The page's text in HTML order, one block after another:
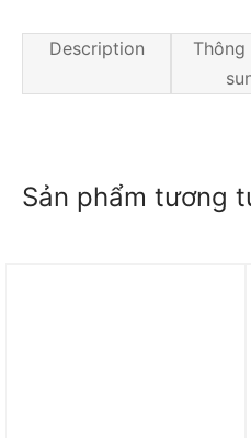
Description
Sản phẩm tương